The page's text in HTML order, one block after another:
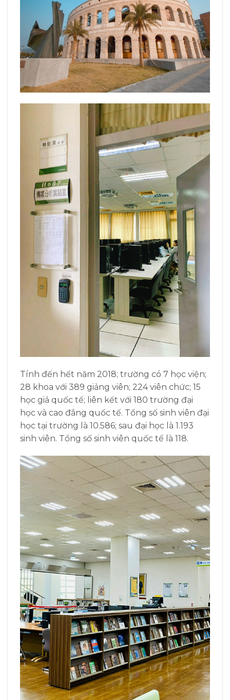
Tính đến hết năm 2018; trường có 7 học viện;
28 khoa với 389 giảng viên; 224 viên chức; 15
học giả quốc tế; liên kết với 180 trường đại
học và cao đẳng quốc tế. Tổng số sinh viên đại
học tại trường là 10.586; sau đại học là 1.193
sinh viên. Tổng số sinh viên quốc tế là 118.